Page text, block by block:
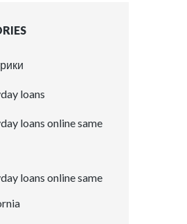
loans
loans online same
loans online same